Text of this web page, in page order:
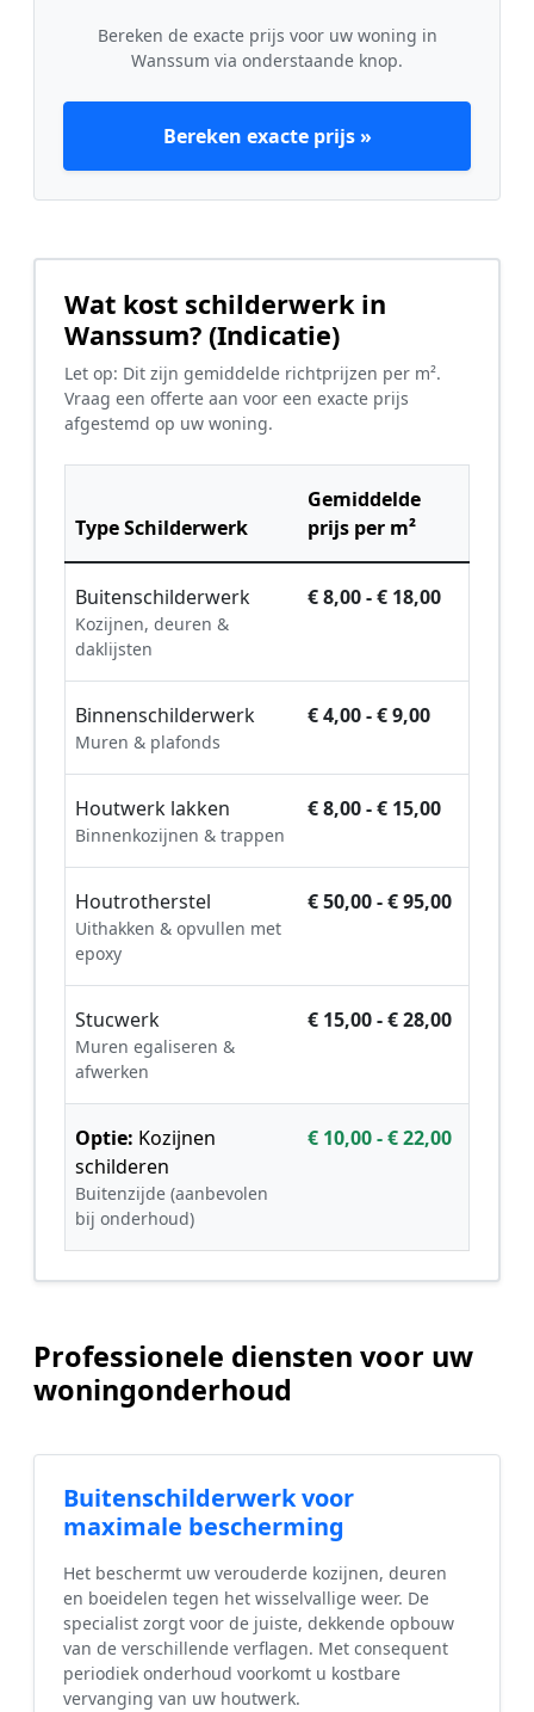
Bereken de exacte prijs voor uw woning in
Wanssum via onderstaande knop.
Bereken exacte prijs »
Wat kost schilderwerk in
Wanssum? (Indicatie)
Let op: Dit zijn gemiddelde richtprijzen per m².
Vraag een offerte aan voor een exacte prijs
afgestemd op uw woning.
Type Schilderwerk
Gemiddelde
prijs per m²
Buitenschilderwerk
Kozijnen, deuren &
daklijsten
€ 8,00 - € 18,00
Binnenschilderwerk
Muren & plafonds
€ 4,00 - € 9,00
Houtwerk lakken
Binnenkozijnen & trappen
€ 8,00 - € 15,00
Houtrotherstel
Uithakken & opvullen met
epoxy
€ 50,00 - € 95,00
Stucwerk
Muren egaliseren &
afwerken
€ 15,00 - € 28,00
Optie: Kozijnen
schilderen
Buitenzijde (aanbevolen
bij onderhoud)
€ 10,00 - € 22,00
Professionele diensten voor uw
woningonderhoud
Buitenschilderwerk voor
maximale bescherming
Het beschermt uw verouderde kozijnen, deuren
en boeidelen tegen het wisselvallige weer. De
specialist zorgt voor de juiste, dekkende opbouw
van de verschillende verflagen. Met consequent
periodiek onderhoud voorkomt u kostbare
vervanging van uw houtwerk.